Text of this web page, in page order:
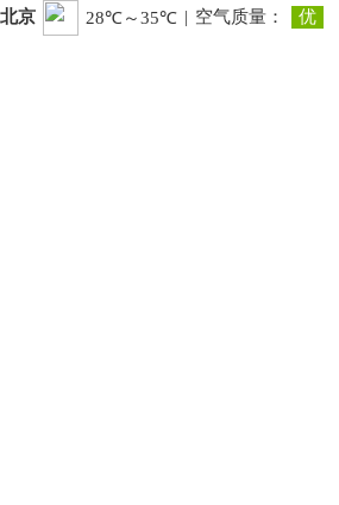
北京 28℃～35℃ | 空气质量： 优